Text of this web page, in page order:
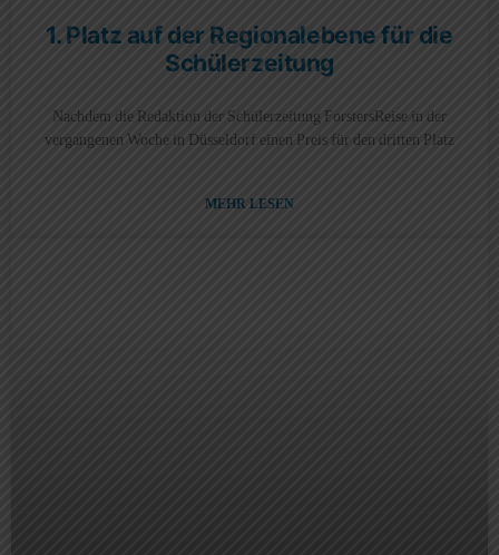
1. Platz auf der Regionalebene für die
Schülerzeitung
Nachdem die Redaktion der Schülerzeitung ForstersReise in der
vergangenen Woche in Düsseldorf einen Preis für den dritten Platz
MEHR LESEN